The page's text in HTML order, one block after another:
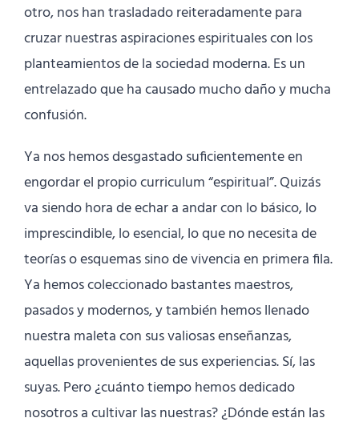
otro, nos han trasladado reiteradamente para
cruzar nuestras aspiraciones espirituales con los
planteamientos de la sociedad moderna. Es un
entrelazado que ha causado mucho daño y mucha
confusión.
Ya nos hemos desgastado suficientemente en
engordar el propio curriculum “espiritual”. Quizás
va siendo hora de echar a andar con lo básico, lo
imprescindible, lo esencial, lo que no necesita de
teorías o esquemas sino de vivencia en primera fila.
Ya hemos coleccionado bastantes maestros,
pasados y modernos, y también hemos llenado
nuestra maleta con sus valiosas enseñanzas,
aquellas provenientes de sus experiencias. Sí, las
suyas. Pero ¿cuánto tiempo hemos dedicado
nosotros a cultivar las nuestras? ¿Dónde están las